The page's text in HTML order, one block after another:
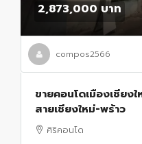
2,873,000 บาท
compos2566
ขายคอนโดเมืองเชียง
สายเชียงใหม่-พร้าว
ศิริคอนโด